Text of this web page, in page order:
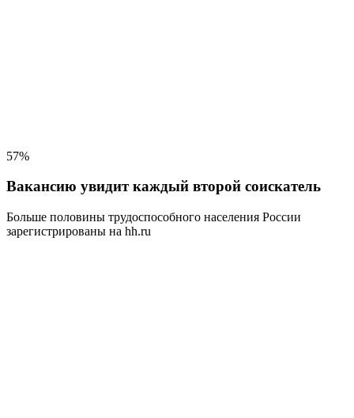
57%
Вакансию увидит каждый второй соискатель
Больше половины трудоспособного населения России
зарегистрированы на hh.ru